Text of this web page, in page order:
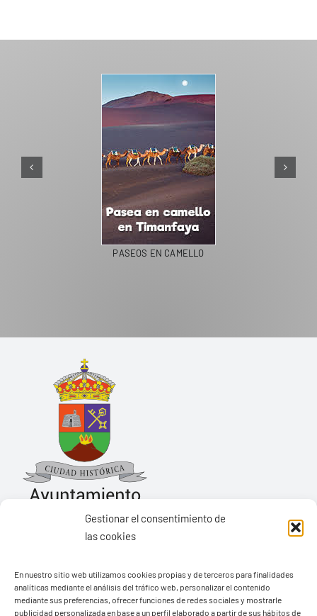
Gestionar el consentimiento de
las cookies
En nuestro sitio web utilizamos cookies propias y de terceros para finalidades
analíticas mediante el análisis del tráfico web, personalizar el contenido
mediante sus preferencias, ofrecer funciones de redes sociales y mostrarle
publicidad personalizada en base a un perfil elaborado a partir de sus hábitos de
PASEOS EN CAMELLO
Pza. de Los Remedios, 1
35570 – Yaiza